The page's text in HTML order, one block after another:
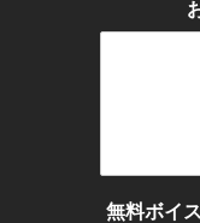
無料ボイ